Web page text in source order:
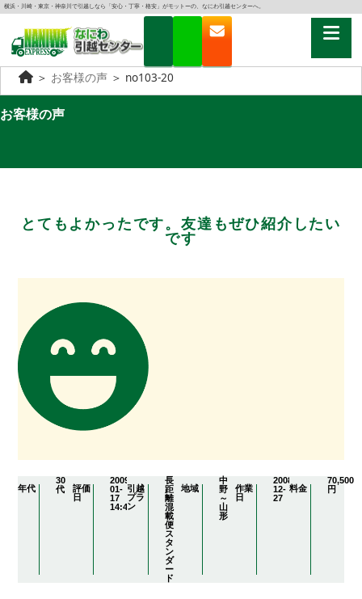
横浜・川崎・東京・神奈川で引越しなら「安心・丁寧・格安」がモットーの、なにわ引越センターへ。
＞ お客様の声 ＞ no103-20
お客様の声
とてもよかったです。友達もぜひ紹介したい
です
年代
30
代
評価
日
2009-
01-
17
14:45:15
引越
プラ
ン
長
距
離
混
載
便
ス
タ
ン
ダ
ー
ド
地域
中
野
～
山
形
作業
日
2008-
12-
27
料金
70,500
円